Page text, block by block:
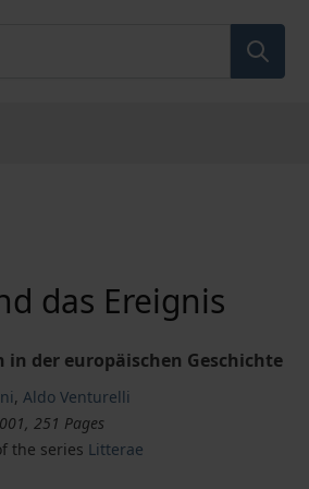
das Ereignis
der europäischen Geschichte
,Aldo Venturelli
251 Pages
the series Litterae